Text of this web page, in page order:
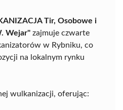
Tir, Osobowe i
Wejar" zajmuje czwarte
w Rybniku, co
na lokalnym rynku
wulkanizacji, oferując: